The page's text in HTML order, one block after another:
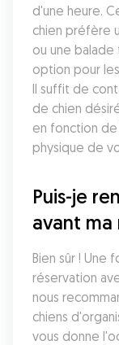
d'une heure.
chien préfère
ou une balade
option pour
Il suffit de
de chien
en fonction
physique de
Puis-je
avant ma
Bien sûr ! Une
réservation
nous
chiens
vous donne